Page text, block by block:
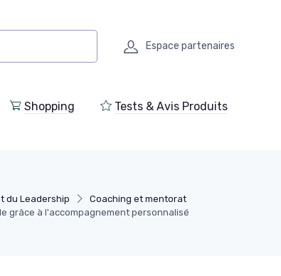
Espace partenaires
Shopping Tests & Avis Produits
du Leadership
Coaching et mentorat
grâce à l'accompagnement personnalisé